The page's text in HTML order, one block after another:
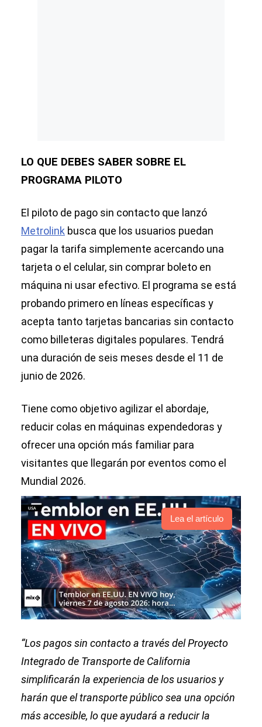
LO QUE DEBES SABER SOBRE EL
PROGRAMA PILOTO
El piloto de pago sin contacto que lanzó
Metrolink busca que los usuarios puedan
pagar la tarifa simplemente acercando una
tarjeta o el celular, sin comprar boleto en
máquina ni usar efectivo. El programa se está
probando primero en líneas específicas y
acepta tanto tarjetas bancarias sin contacto
como billeteras digitales populares. Tendrá
una duración de seis meses desde el 11 de
junio de 2026.
Tiene como objetivo agilizar el abordaje,
reducir colas en máquinas expendedoras y
ofrecer una opción más familiar para
visitantes que llegarán por eventos como el
Mundial 2026.
Lea el artículo
“Los pagos sin contacto a través del Proyecto
Integrado de Transporte de California
simplificarán la experiencia de los usuarios y
harán que el transporte público sea una opción
más accesible, lo que ayudará a reducir la